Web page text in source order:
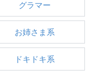
グラマー
お姉さま系
ドキドキ系